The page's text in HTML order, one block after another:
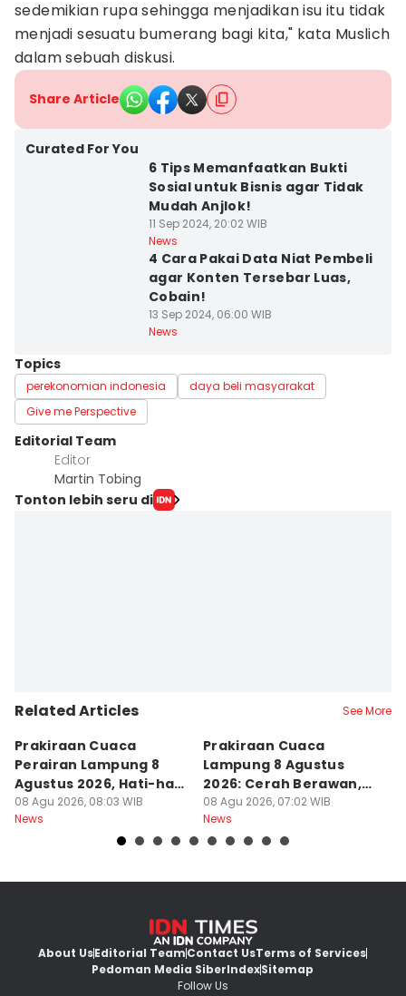
sedemikian rupa sehingga menjadikan isu itu tidak
menjadi sesuatu bumerang bagi kita," kata Muslich
dalam sebuah diskusi.
Share Article
Curated For You
6 Tips Memanfaatkan Bukti
Sosial untuk Bisnis agar Tidak
Mudah Anjlok!
11 Sep 2024, 20:02 WIB
News
4 Cara Pakai Data Niat Pembeli
agar Konten Tersebar Luas,
Cobain!
13 Sep 2024, 06:00 WIB
News
Topics
perekonomian indonesia
daya beli masyarakat
Give me Perspective
Editorial Team
Editor
Martin Tobing
Tonton lebih seru di
Related Articles See More
Prakiraan Cuaca
Perairan Lampung 8
Agustus 2026, Hati-hati
Berlayar
08 Agu 2026, 08:03 WIB
News
Prakiraan Cuaca
Lampung 8 Agustus
2026: Cerah Berawan,
Yuk Liburan
08 Agu 2026, 07:02 WIB
News
About UsEditorial TeamContact UsTerms of Services
Pedoman Media SiberIndexSitemap
Follow Us